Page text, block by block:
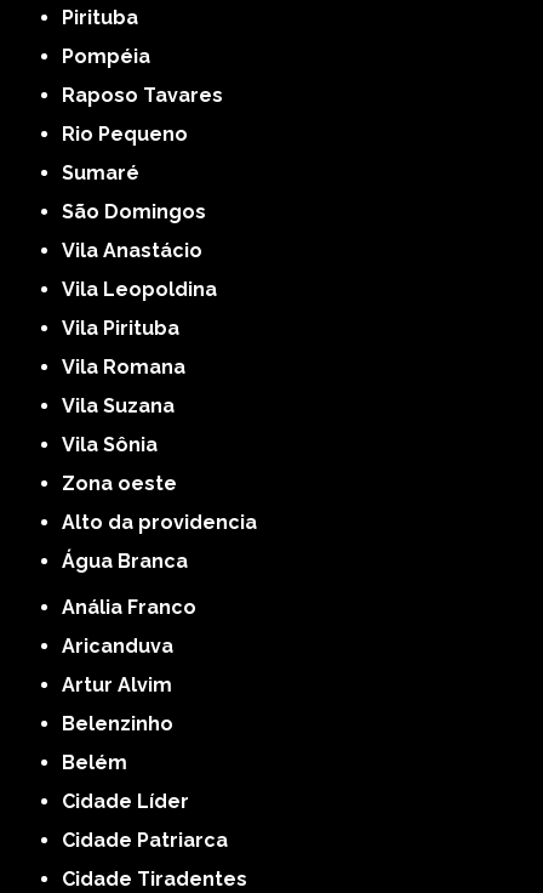
Pirituba
Pompéia
Raposo Tavares
Rio Pequeno
Sumaré
São Domingos
Vila Anastácio
Vila Leopoldina
Vila Pirituba
Vila Romana
Vila Suzana
Vila Sônia
Zona oeste
alto da providencia
Água Branca
Anália Franco
Aricanduva
Artur Alvim
Belenzinho
Belém
Cidade Líder
Cidade Patriarca
Cidade Tiradentes